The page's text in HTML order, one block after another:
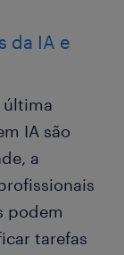
da IA e
última
IA são
a
podem
tarefas